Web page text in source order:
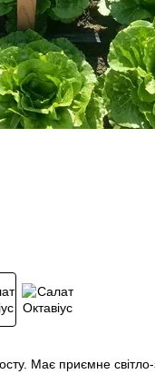
Має приємне